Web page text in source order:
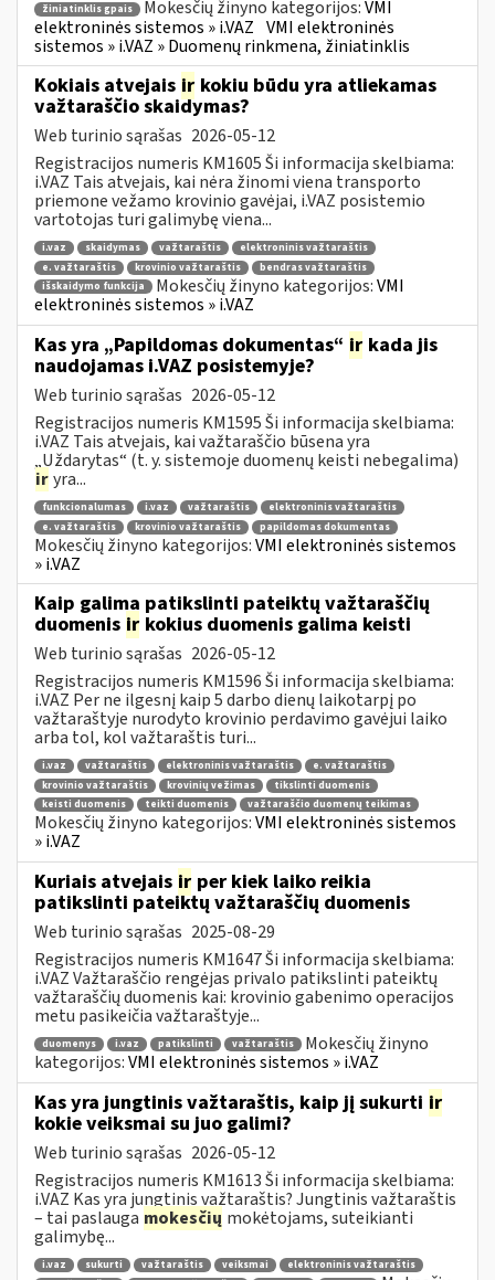
žiniatinklis gpais Mokesčių žinyno kategorijos:VMI
elektroninės sistemos » i.VAZ VMI elektroninės
sistemos » i.VAZ » Duomenų rinkmena, žiniatinklis
Kokiais atvejais ir kokiu būdu yra atliekamas
važtaraščio skaidymas?
Web turinio sąrašas 2026-05-12
Registracijos numeris KM1605 Ši informacija skelbiama:
i.VAZ Tais atvejais, kai nėra žinomi viena transporto
priemone vežamo krovinio gavėjai, i.VAZ posistemio
vartotojas turi galimybę viena...
i.vaz skaidymas važtaraštis
elektroninis važtaraštis
e. važtaraštis
krovinio važtaraštis
bendras važtaraštis
išskaidymo funkcija
Mokesčių žinyno kategorijos:VMI
elektroninės sistemos » i.VAZ
Kas yra „Papildomas dokumentas“ ir kada jis
naudojamas i.VAZ posistemyje?
Web turinio sąrašas 2026-05-12
Registracijos numeris KM1595 Ši informacija skelbiama:
i.VAZ Tais atvejais, kai važtaraščio būsena yra
„Uždarytas“ (t. y. sistemoje duomenų keisti nebegalima)
iryra...
funkcionalumas i.vaz važtaraštis
elektroninis važtaraštis
e. važtaraštis
krovinio važtaraštis papildomas dokumentas
Mokesčių žinyno kategorijos:VMI elektroninės sistemos
» i.VAZ
Kaip galima patikslinti pateiktų važtaraščių
duomenis ir kokius duomenis galima keisti
Web turinio sąrašas 2026-05-12
Registracijos numeris KM1596 Ši informacija skelbiama:
i.VAZ Per ne ilgesnį kaip 5 darbo dienų laikotarpį po
važtaraštyje nurodyto krovinio perdavimo gavėjui laiko
arba tol, kol važtaraštis turi...
i.vaz važtaraštis elektroninis važtaraštis
e. važtaraštis
krovinio važtaraštis
krovinių vežimas
tikslinti duomenis
keisti duomenis
teikti duomenis važtaraščio duomenų teikimas
Mokesčių žinyno kategorijos:VMI elektroninės sistemos
» i.VAZ
Kuriais atvejais ir per kiek laiko reikia
patikslinti pateiktų važtaraščių duomenis
Web turinio sąrašas 2025-08-29
Registracijos numeris KM1647 Ši informacija skelbiama:
i.VAZ Važtaraščio rengėjas privalo patikslinti pateiktų
važtaraščių duomenis kai: krovinio gabenimo operacijos
metu pasikeičia važtaraštyje...
duomenys i.vaz patikslinti važtaraštis
Mokesčių žinyno
kategorijos:VMI elektroninės sistemos » i.VAZ
Kas yra jungtinis važtaraštis, kaip jį sukurti ir
kokie veiksmai su juo galimi?
Web turinio sąrašas 2026-05-12
Registracijos numeris KM1613 Ši informacija skelbiama:
i.VAZ Kas yra jungtinis važtaraštis? Jungtinis važtaraštis
– tai paslauga mokesčių mokėtojams, suteikianti
galimybę...
i.vaz sukurti važtaraštis veiksmai
elektroninis važtaraštis